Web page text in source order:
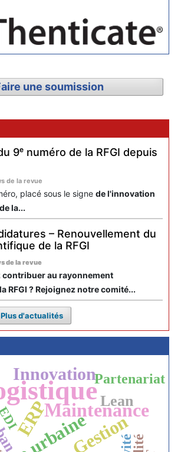
une soumission
9ᵉ numéro de la RFGI depuis
de la revue
placé sous le signe de l'innovation
la...
– Renouvellement du
de la RFGI
de la revue
contribuer au rayonnement
RFGI ? Rejoignez notre comité...
Plus d'actualités
Maintenance
Gestion
ERP
Innovation
Lean
Partenariat